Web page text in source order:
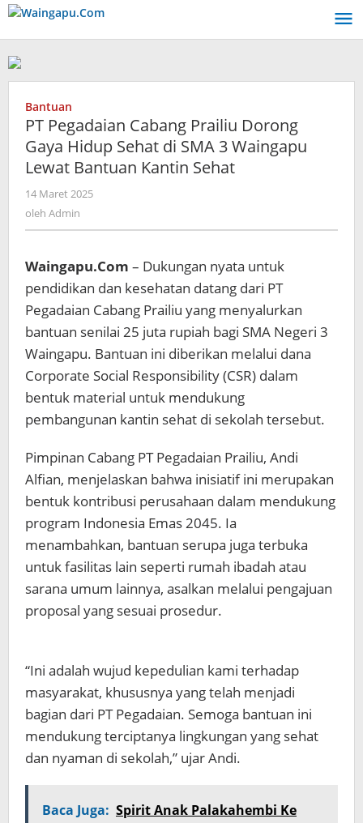
Lewati
konten
Bantuan
PT Pegadaian Cabang Prailiu Dorong
Gaya Hidup Sehat di SMA 3 Waingapu
Lewat Bantuan Kantin Sehat
14 Maret 2025
oleh Admin
Waingapu.Com – Dukungan nyata untuk
pendidikan dan kesehatan datang dari PT
Pegadaian Cabang Prailiu yang menyalurkan
bantuan senilai 25 juta rupiah bagi SMA Negeri 3
Waingapu. Bantuan ini diberikan melalui dana
Corporate Social Responsibility (CSR) dalam
bentuk material untuk mendukung
pembangunan kantin sehat di sekolah tersebut.
Pimpinan Cabang PT Pegadaian Prailiu, Andi
Alfian, menjelaskan bahwa inisiatif ini merupakan
bentuk kontribusi perusahaan dalam mendukung
program Indonesia Emas 2045. Ia
menambahkan, bantuan serupa juga terbuka
untuk fasilitas lain seperti rumah ibadah atau
sarana umum lainnya, asalkan melalui pengajuan
proposal yang sesuai prosedur.
“Ini adalah wujud kepedulian kami terhadap
masyarakat, khususnya yang telah menjadi
bagian dari PT Pegadaian. Semoga bantuan ini
mendukung terciptanya lingkungan yang sehat
dan nyaman di sekolah,” ujar Andi.
Baca Juga: Spirit Anak Palakahembi Ke